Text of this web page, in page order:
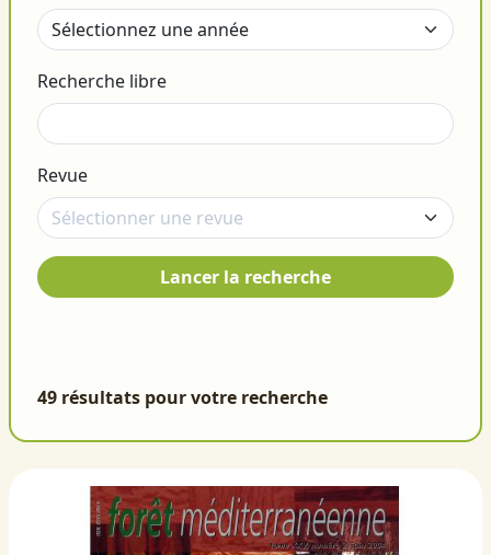
Recherche libre
Revue
Lancer la recherche
49 résultats pour votre recherche